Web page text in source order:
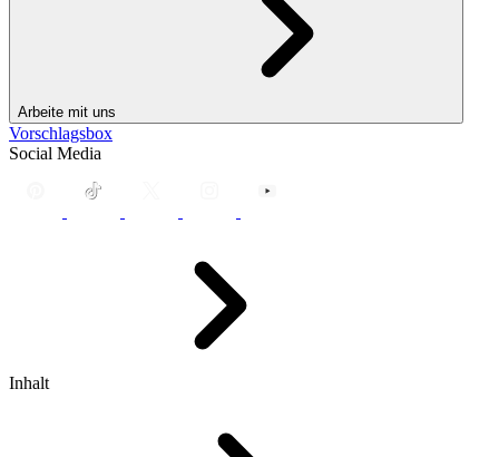
Arbeite mit uns
Vorschlagsbox
Social Media
Inhalt